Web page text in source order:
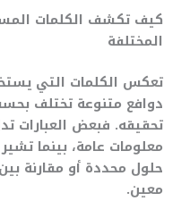
كيف تكشف الكلمات
المختلفة
تعكس الكلمات التي
دوافع متنوعة تختلف
تحقيقه. فبعض العبارات
معلومات عامة، بينما
حلول محددة أو مقارنة
معين.